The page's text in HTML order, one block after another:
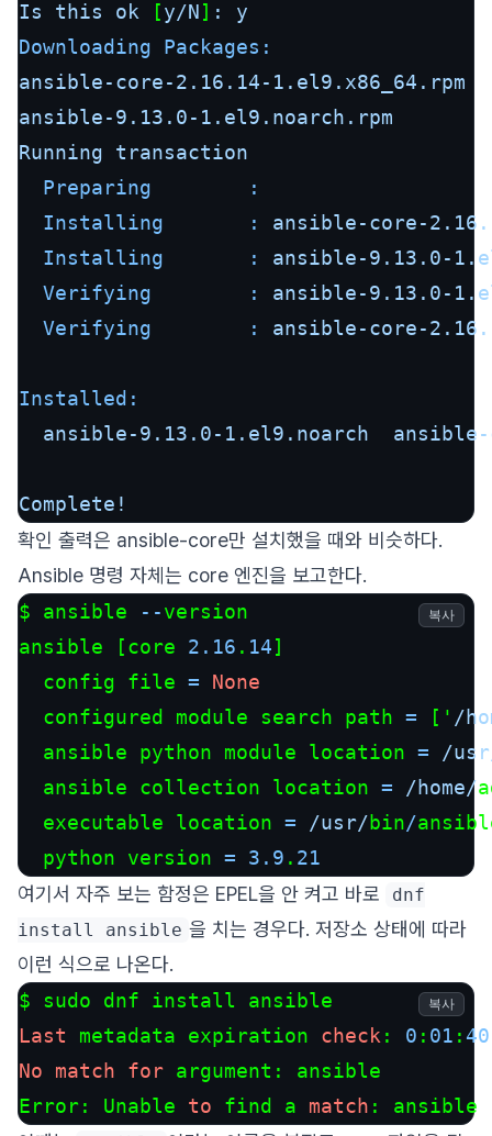
Is this ok [y/N] :
y
Downloading Packages:
ansible-core-2.16.14-1.el9.x86_64.rpm
ansible-9.13.0-1.el9.noarch.rpm
Running
transaction
Preparing        :
Installing       :
ansible-core-
Installing       :
ansible-9.13.0-
Verifying        :
ansible-9.13.0-
Verifying        :
ansible-core-
Installed:
ansible-9.13.0-1.el9.noarch
ansible-
Complete!
확인 출력은 ansible-core만 설치했을 때와 비슷하다.
Ansible 명령 자체는 core 엔진을 보고한다.
$ ansible
--version
ansible [core 2.16 . 14]
  config file
=
None
  configured module search path
= [' /
  ansible python module location
=
/
  ansible collection location
= /home/
  executable location
= /usr/bin/
  python version
= 3.9 . 21
복사
여기서 자주 보는 함정은 EPEL을 안 켜고 바로
dnf
install ansible 을 치는 경우다. 저장소 상태에 따라
이런 식으로 나온다.
Last metadata expiration check : 0 : 01 :40
No
match for argument: ansible
Error: Unable to find a match : ansible
복사